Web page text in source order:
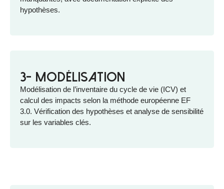
hypothèses.
3- Modélisation
Modélisation de l’inventaire du cycle de vie (ICV) et
calcul des impacts selon la méthode européenne EF
3.0. Vérification des hypothèses et analyse de sensibilité
sur les variables clés.